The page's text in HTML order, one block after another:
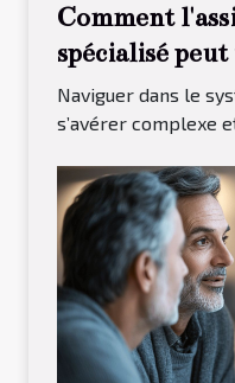
Comment
spécialisé
procès pénal ?
Naviguer dans le
s’avérer complexe